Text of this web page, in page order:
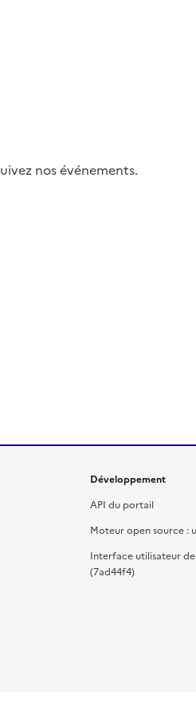
nos événements.
Développement
API du portail
Moteur open source :
Interface utilisateur
(7ad44f4)